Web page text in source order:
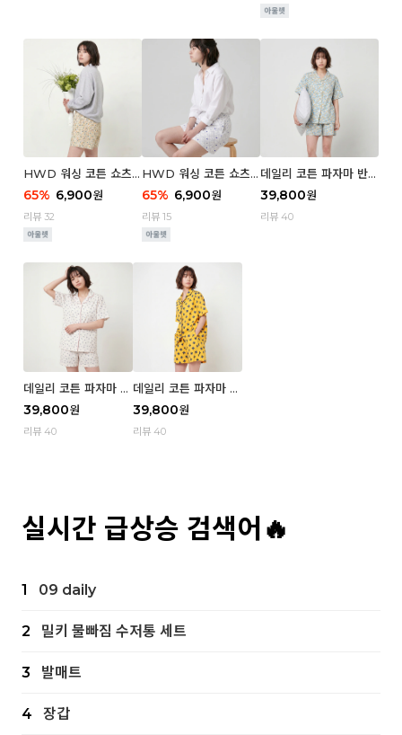
HWD 워싱 코튼 쇼츠
(우먼) - 02 Retro flo
wer
65% 6,900원
리뷰 32
HWD 워싱 코튼 쇼츠
(우먼) - 01 Blue whal
e
65% 6,900원
리뷰 15
데일리 코튼 파자마 반팔
세트 (우먼) - 03 Sum
mer lane
39,800원
리뷰 40
데일리 코튼 파자마 반
팔 세트 (우먼) - 02
Blue cherry
39,800원
리뷰 40
데일리 코튼 파자마 반
팔 세트 (우먼) - 01 Mi
z
39,800원
리뷰 40
실시간 급상승 검색어🔥
1 09 daily
2 밀키 물빠짐 수저통 세트
3 발매트
4 장갑